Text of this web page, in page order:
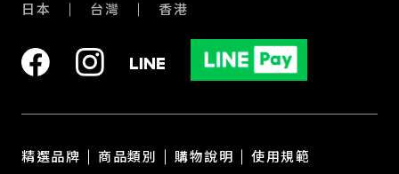
日本
台灣 香港
精選品牌 商品類別 購物說明 使用規範